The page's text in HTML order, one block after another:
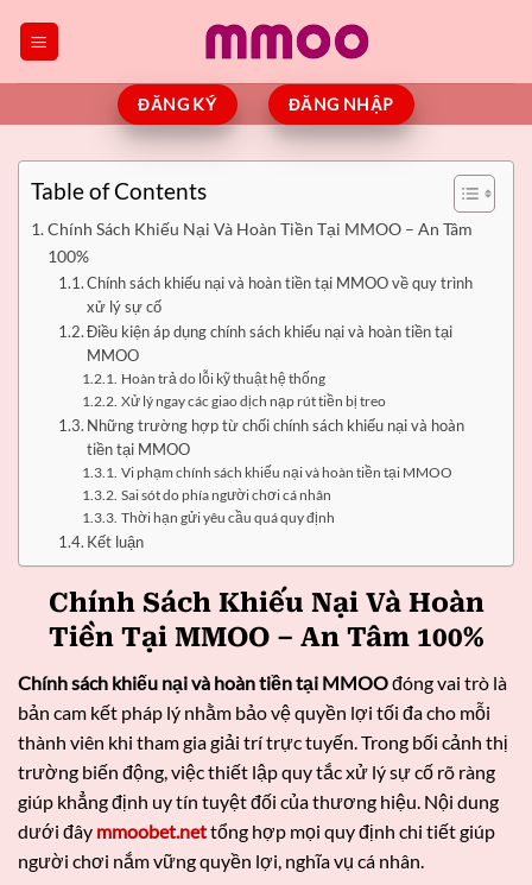
ĐĂNG KÝ ĐĂNG NHẬP
Table of Contents
Chính Sách Khiếu Nại Và Hoàn Tiền Tại MMOO – An Tâm
100%
Chính sách khiếu nại và hoàn tiền tại MMOO về quy trình
xử lý sự cố
Điều kiện áp dụng chính sách khiếu nại và hoàn tiền tại
MMOO
Hoàn trả do lỗi kỹ thuật hệ thống
Xử lý ngay các giao dịch nạp rút tiền bị treo
Những trường hợp từ chối chính sách khiếu nại và hoàn
tiền tại MMOO
Vi phạm chính sách khiếu nại và hoàn tiền tại MMOO
Sai sót do phía người chơi cá nhân
Thời hạn gửi yêu cầu quá quy định
Kết luận
Chính Sách Khiếu Nại Và Hoàn
Tiền Tại MMOO – An Tâm 100%
Chính sách khiếu nại và hoàn tiền tại MMOOđóng vai trò là
bản cam kết pháp lý nhằm bảo vệ quyền lợi tối đa cho mỗi
thành viên khi tham gia giải trí trực tuyến. Trong bối cảnh thị
trường biến động, việc thiết lập quy tắc xử lý sự cố rõ ràng
giúp khẳng định uy tín tuyệt đối của thương hiệu. Nội dung
dưới đây mmoobet.nettổng hợp mọi quy định chi tiết giúp
người chơi nắm vững quyền lợi, nghĩa vụ cá nhân.